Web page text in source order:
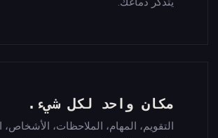
مكان واحد لكل شيء.
التقويم، المهام، الملاحظات، الأشخاص،